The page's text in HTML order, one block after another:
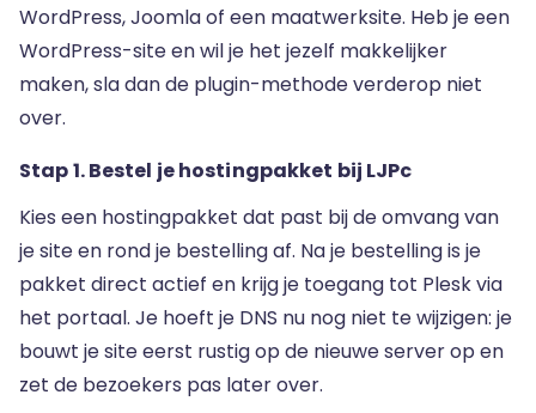
WordPress, Joomla of een maatwerksite. Heb je een
WordPress-site en wil je het jezelf makkelijker
maken, sla dan de plugin-methode verderop niet
over.
Stap 1. Bestel je hostingpakket bij LJPc
Kies een hostingpakket dat past bij de omvang van
je site en rond je bestelling af. Na je bestelling is je
pakket direct actief en krijg je toegang tot Plesk via
het portaal. Je hoeft je DNS nu nog niet te wijzigen: je
bouwt je site eerst rustig op de nieuwe server op en
zet de bezoekers pas later over.